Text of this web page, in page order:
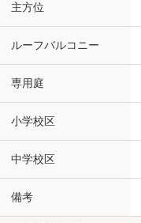
主方位
ルーフバルコニー
専用庭
小学校区
中学校区
備考